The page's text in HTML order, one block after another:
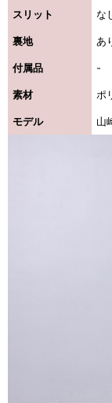
スリット な
裏地 あ
付属品 -
素材 ポ
モデル 山